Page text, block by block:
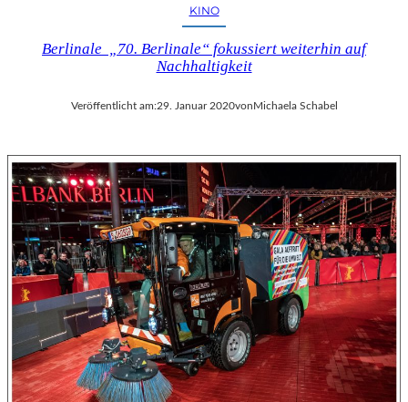
KINO
Berlinale „70. Berlinale“ fokussiert weiterhin auf
Nachhaltigkeit
Veröffentlicht am:29. Januar 2020von Michaela Schabel